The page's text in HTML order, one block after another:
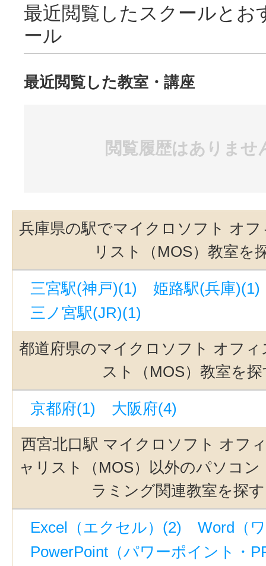
最近閲覧したスクールとお
ール
最近閲覧した教室・講座
閲覧履歴はありませ
兵庫県の駅でマイクロソフト オ
リスト（MOS）教室を
三宮駅(神戸)(1)
姫路駅(兵庫)(1)
三ノ宮駅(JR)(1)
都道府県のマイクロソフト オフ
スト（MOS）教室を
京都府(1)
大阪府(4)
西宮北口駅 マイクロソフト オフ
ャリスト（MOS）以外のパソコン
ラミング関連教室を探す
Excel（エクセル）(2)
Word（
PowerPoint（パワーポイント・